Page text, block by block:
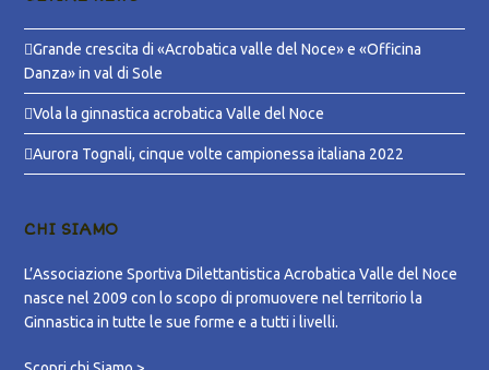
Grande crescita di «Acrobatica valle del Noce» e «Officina
Danza» in val di Sole
Vola la ginnastica acrobatica Valle del Noce
Aurora Tognali, cinque volte campionessa italiana 2022
CHI SIAMO
L’Associazione Sportiva Dilettantistica Acrobatica Valle del Noce
nasce nel 2009 con lo scopo di promuovere nel territorio la
Ginnastica in tutte le sue forme e a tutti i livelli.